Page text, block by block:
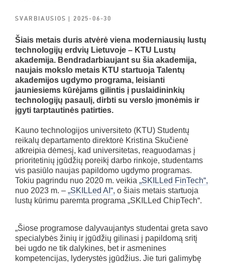
SVARBIAUSIOS| 2025-06-30
Šiais metais duris atvėrė viena moderniausių lustų
technologijų erdvių Lietuvoje – KTU Lustų
akademija. Bendradarbiaujant su šia akademija,
naujais mokslo metais KTU startuoja Talentų
akademijos ugdymo programa, leisianti
jauniesiems kūrėjams gilintis į puslaidininkių
technologijų pasaulį, dirbti su verslo įmonėmis ir
įgyti tarptautinės patirties.
Kauno technologijos universiteto (KTU) Studentų
reikalų departamento direktorė Kristina Skučienė
atkreipia dėmesį, kad universitetas, reaguodamas į
prioritetinių įgūdžių poreikį darbo rinkoje, studentams
vis pasiūlo naujas papildomo ugdymo programas.
Tokiu pagrindu nuo 2020 m. veikia „SKILLed FinTech“,
nuo 2023 m. – „SKILLed AI“, o šiais metais startuoja
lustų kūrimu paremta programa „SKILLed ChipTech“.
„Šiose programose dalyvaujantys studentai greta savo
specialybės žinių ir įgūdžių gilinasi į papildomą sritį
bei ugdo ne tik dalykines, bet ir asmenines
kompetencijas, lyderystės įgūdžius. Jie turi galimybę